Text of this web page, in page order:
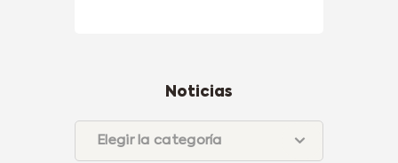
Noticias